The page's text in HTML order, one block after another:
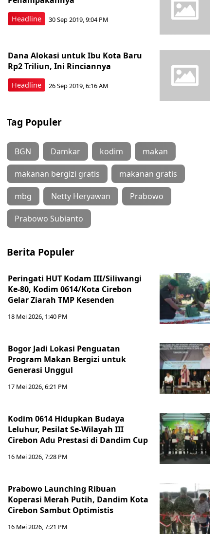
Headline 30 Sep 2019, 9:04 PM
Headline
Dana Alokasi untuk Ibu Kota Baru
Rp2 Triliun, Ini Rinciannya
26 Sep 2019, 6:16 AM
Tag Populer
BGN Damkar kodim makan
makanan bergizi gratis makanan gratis
mbg Netty Heryawan Prabowo
Prabowo Subianto
Berita Populer
Peringati HUT Kodam III/Siliwangi
Ke-80, Kodim 0614/Kota Cirebon
Gelar Ziarah TMP Kesenden
18 Mei 2026, 1:40 PM
Bogor Jadi Lokasi Penguatan
Program Makan Bergizi untuk
Generasi Unggul
17 Mei 2026, 6:21 PM
Kodim 0614 Hidupkan Budaya
Leluhur, Pesilat Se-Wilayah III
Cirebon Adu Prestasi di Dandim Cup
16 Mei 2026, 7:28 PM
Prabowo Launching Ribuan
Koperasi Merah Putih, Dandim Kota
Cirebon Sambut Optimistis
16 Mei 2026, 7:21 PM